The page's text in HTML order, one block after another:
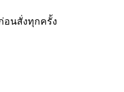
อนสั่งทุกครั้ง